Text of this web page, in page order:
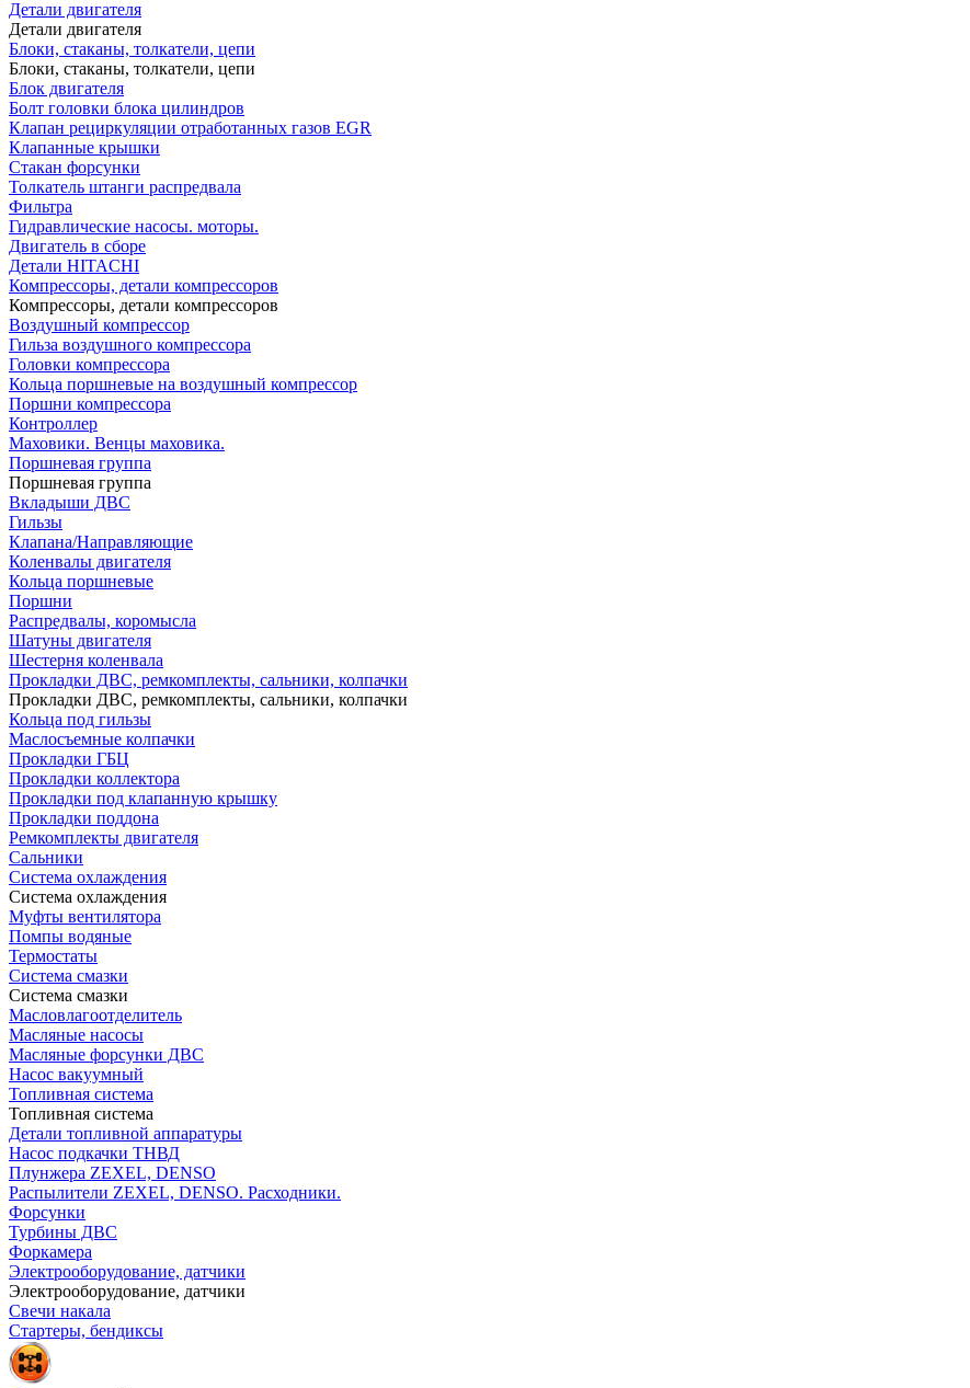
Детали двигателя
Детали двигателя
Блоки, стаканы, толкатели, цепи
Блоки, стаканы, толкатели, цепи
Блок двигателя
Болт головки блока цилиндров
Клапан рециркуляции отработанных газов EGR
Клапанные крышки
Стакан форсунки
Толкатель штанги распредвала
Фильтра
Гидравлические насосы. моторы.
Двигатель в сборе
Детали HITACHI
Компрессоры, детали компрессоров
Компрессоры, детали компрессоров
Воздушный компрессор
Гильза воздушного компрессора
Головки компрессора
Кольца поршневые на воздушный компрессор
Поршни компрессора
Контроллер
Маховики. Венцы маховика.
Поршневая группа
Поршневая группа
Вкладыши ДВС
Гильзы
Клапана/Направляющие
Коленвалы двигателя
Кольца поршневые
Поршни
Распредвалы, коромысла
Шатуны двигателя
Шестерня коленвала
Прокладки ДВС, ремкомплекты, сальники, колпачки
Прокладки ДВС, ремкомплекты, сальники, колпачки
Кольца под гильзы
Маслосъемные колпачки
Прокладки ГБЦ
Прокладки коллектора
Прокладки под клапанную крышку
Прокладки поддона
Ремкомплекты двигателя
Сальники
Система охлаждения
Система охлаждения
Муфты вентилятора
Помпы водяные
Термостаты
Система смазки
Система смазки
Масловлагоотделитель
Масляные насосы
Масляные форсунки ДВС
Насос вакуумный
Топливная система
Топливная система
Детали топливной аппаратуры
Насос подкачки ТНВД
Плунжера ZEXEL, DENSO
Распылители ZEXEL, DENSO. Расходники.
Форсунки
Турбины ДВС
Форкамера
Электрооборудование, датчики
Электрооборудование, датчики
Свечи накала
Стартеры, бендиксы